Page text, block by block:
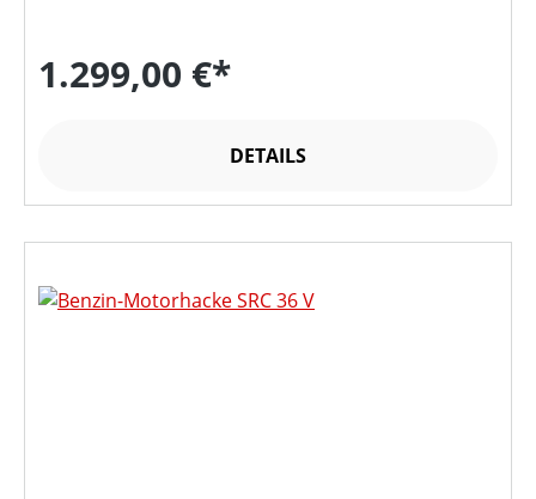
1.299,00 €*
DETAILS